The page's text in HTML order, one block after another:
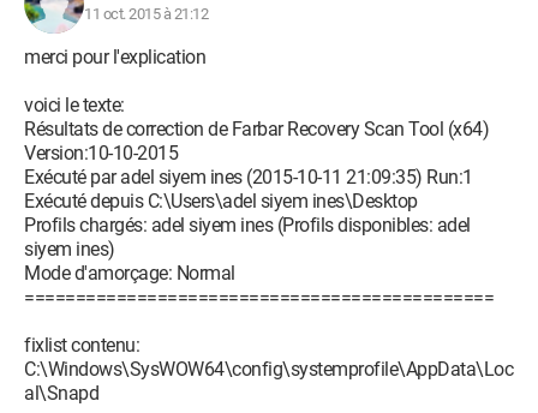
11 oct. 2015 à 21:12
merci pour l'explication
voici le texte:
Résultats de correction de Farbar Recovery Scan Tool (x64)
Version:10-10-2015
Exécuté par adel siyem ines (2015-10-11 21:09:35) Run:1
Exécuté depuis C:\Users\adel siyem ines\Desktop
Profils chargés: adel siyem ines (Profils disponibles: adel
siyem ines)
Mode d'amorçage: Normal
==============================================
fixlist contenu:
C:\Windows\SysWOW64\config\systemprofile\AppData\Loc
al\Snapd